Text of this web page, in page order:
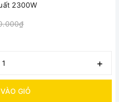
2300W
+
GIỎ